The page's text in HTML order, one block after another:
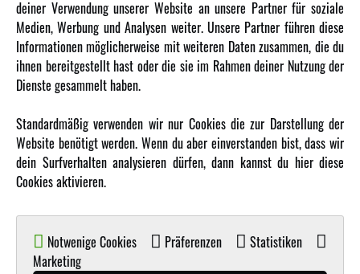
Über uns
Karriere
Amewi Kataloge
AMXRacing - Qualitäts RC-Zubehör
Amewi Construction - Nutzfahrzeuge
Amewi B2B-Shop
deiner Verwendung unserer Website an unsere Partner für soziale
Medien, Werbung und Analysen weiter. Unsere Partner führen diese
Informationen möglicherweise mit weiteren Daten zusammen, die du
ihnen bereitgestellt hast oder die sie im Rahmen deiner Nutzung der
Dienste gesammelt haben.
Standardmäßig verwenden wir nur Cookies die zur Darstellung der
Website benötigt werden. Wenn du aber einverstanden bist, dass wir
dein Surfverhalten analysieren dürfen, dann kannst du hier diese
Cookies aktivieren.
Notwenige Cookies Präferenzen
Statistiken
Marketing